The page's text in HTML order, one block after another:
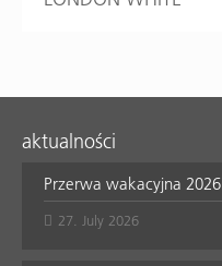
aktualności
Przerwa wakacyjna 2026
27. July 2026